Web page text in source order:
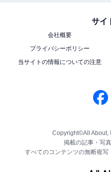
サイ
会社概要
プライバシーポリシー
当サイトの情報についての注意
Copyright©All About,
掲載の記事・写
すべてのコンテンツの無断複写